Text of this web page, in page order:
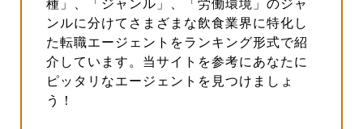
種」、「ジャンル」、「労働環境」のジャ
ンルに分けてさまざまな飲食業界に特化し
た転職エージェントをランキング形式で紹
介しています。当サイトを参考にあなたに
ピッタリなエージェントを見つけましょ
う！